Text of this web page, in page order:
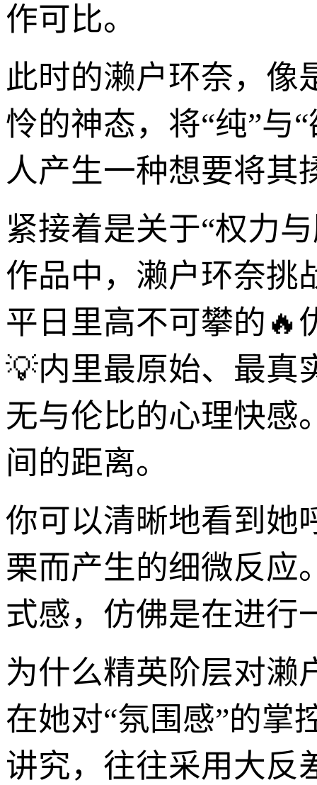
作可比。
此时的濑户环奈，像
怜的神态，将“纯”与
人产生一种想要将其
紧接着是关于“权力
作品中，濑户环奈挑
平日里高不可攀的🔥
💡内里最原始、最真
无与伦比的心理快感
间的距离。
你可以清晰地看到她
栗而产生的细微反应
式感，仿佛是在进行
为什么精英阶层对濑
在她对“氛围感”的掌
讲究，往往采用大反